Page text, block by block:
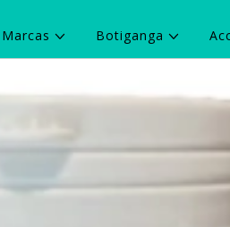
Marcas Botiganga